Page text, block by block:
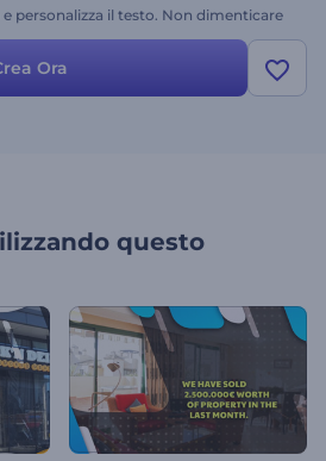
personalizza il testo. Non dimenticare
tracce musicali di repertorio per un
un video professionale non è mai
questo nuovissimo template
Ora
questo